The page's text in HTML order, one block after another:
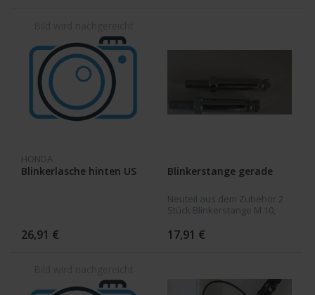
HONDA
Blinkerlasche hinten US
26,91 €
Blinkerstange gerade
Neuteil aus dem Zubehör 2
Stück Blinkerstange M 10,
17,91 €